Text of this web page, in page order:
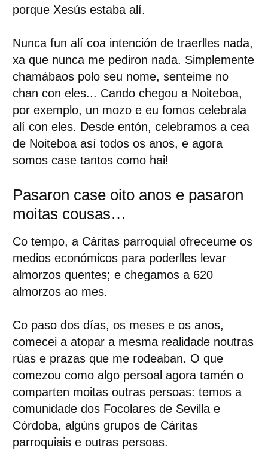
porque Xesús estaba alí.
Nunca fun alí coa intención de traerlles nada,
xa que nunca me pediron nada. Simplemente
chamábaos polo seu nome, senteime no
chan con eles... Cando chegou a Noiteboa,
por exemplo, un mozo e eu fomos celebrala
alí con eles. Desde entón, celebramos a cea
de Noiteboa así todos os anos, e agora
somos case tantos como hai!
Pasaron case oito anos e pasaron
moitas cousas…
Co tempo, a Cáritas parroquial ofreceume os
medios económicos para poderlles levar
almorzos quentes; e chegamos a 620
almorzos ao mes.
Co paso dos días, os meses e os anos,
comecei a atopar a mesma realidade noutras
rúas e prazas que me rodeaban. O que
comezou como algo persoal agora tamén o
comparten moitas outras persoas: temos a
comunidade dos Focolares de Sevilla e
Córdoba, algúns grupos de Cáritas
parroquiais e outras persoas.